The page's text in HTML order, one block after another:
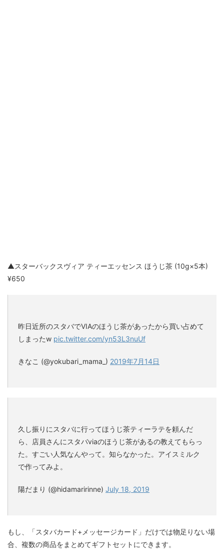
▲スターバックスヴィア ティーエッセンス ほうじ茶 (10g×5本)
¥650
昨日近所のスタバでVIAのほうじ茶があったから買い占めて
しまったw pic.twitter.com/yn53L3nuUf
きなこ (@yokubari_mama_) 2019年7月14日
久し振りにスタバに行ってほうじ茶ティーラテを頼んだ
ら、店員さんにスタバviaのほうじ茶があるの教えてもらっ
た。すごい人気なんやって。知らなかった。アイスミルク
で作ってみよ。
陽だまり (@hidamaririnne) July 18, 2019
もし、「スタバカード+メッセージカード」だけでは物足りない場
合、複数の商品をまとめてギフトセットにできます。